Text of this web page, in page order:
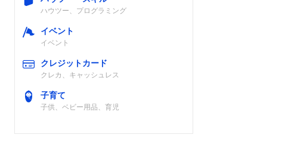
ハウツー、プログラミング
イベント
イベント
クレジットカード
クレカ、キャッシュレス
子育て
子供、ベビー用品、育児